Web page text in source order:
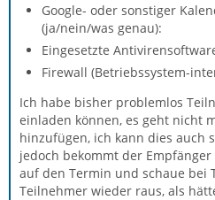
Google- oder sonstiger
(ja/nein/was genau):
Eingesetzte
Firewall (Betriebssystem-
Ich habe bisher problemlos
einladen können, es geht nicht
hinzufügen, ich kann dies auch
jedoch bekommt der
auf den Termin und schaue bei
Teilnehmer wieder raus, als